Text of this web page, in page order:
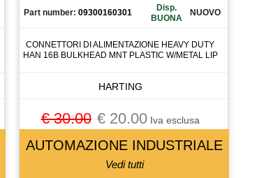
Part number: 09300160301
Disp.
BUONA
NUOVO
CONNETTORI DI ALIMENTAZIONE HEAVY DUTY
HAN 16B BULKHEAD MNT PLASTIC W/METAL LIP
HARTING
€ 30.00 € 20.00Iva esclusa
AUTOMAZIONE INDUSTRIALE
Vedi tutti